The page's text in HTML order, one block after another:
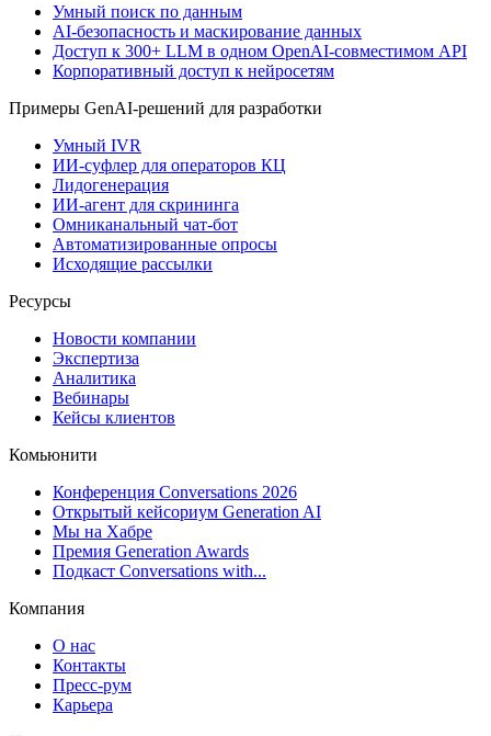
Умный поиск по данным
AI-безопасность и маскирование данных
Доступ к 300+ LLM в одном OpenAI-совместимом API
Корпоративный доступ к нейросетям
Примеры GenAI-решений для разработки
Умный IVR
ИИ-суфлер для операторов КЦ
Лидогенерация
ИИ-агент для скрининга
Омниканальный чат-бот
Автоматизированные опросы
Исходящие рассылки
Ресурсы
Новости компании
Экспертиза
Аналитика
Вебинары
Кейсы клиентов
Комьюнити
Конференция Conversations 2026
Открытый кейсориум Generation AI
Мы на Хабре
Премия Generation Awards
Подкаст Conversations with...
Компания
О нас
Контакты
Пресс-рум
Карьера